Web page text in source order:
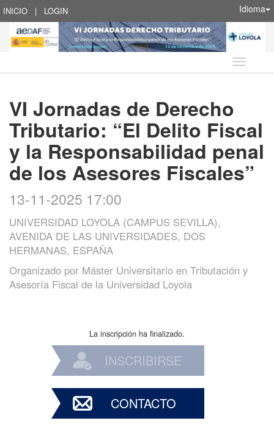
INICIO | LOGIN Idioma
Idioma
VI Jornadas de Derecho
Tributario: “El Delito Fiscal
y la Responsabilidad penal
de los Asesores Fiscales”
13-11-2025 17:00
UNIVERSIDAD LOYOLA (CAMPUS SEVILLA),
AVENIDA DE LAS UNIVERSIDADES, DOS
HERMANAS, ESPAÑA
Organizado por Máster Universitario en Tributación y
Asesoría Fiscal de la Universidad Loyola
La inscripción ha finalizado.
INSCRIBIRSE
CONTACTO